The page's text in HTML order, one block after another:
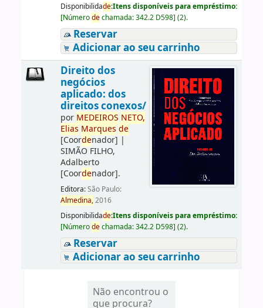
Disponibilidade:Itens disponíveis para empréstimo:
[Númerodechamada:342.2 D598] (2).
Reservar
Adicionar ao seu carrinho
Direito dos
negócios
aplicado: dos
direitos conexos/
por MEDEIROS NETO,
Elias Marques de
[Coordenador] |
SIMÃO FILHO,
Adalberto
[Coordenador].
Editora:São Paulo:
Almedina,2016
Disponibilidade:Itens disponíveis para empréstimo:
[Númerodechamada:342.2 D598] (2).
Reservar
Adicionar ao seu carrinho
Não encontrou o
que procura?